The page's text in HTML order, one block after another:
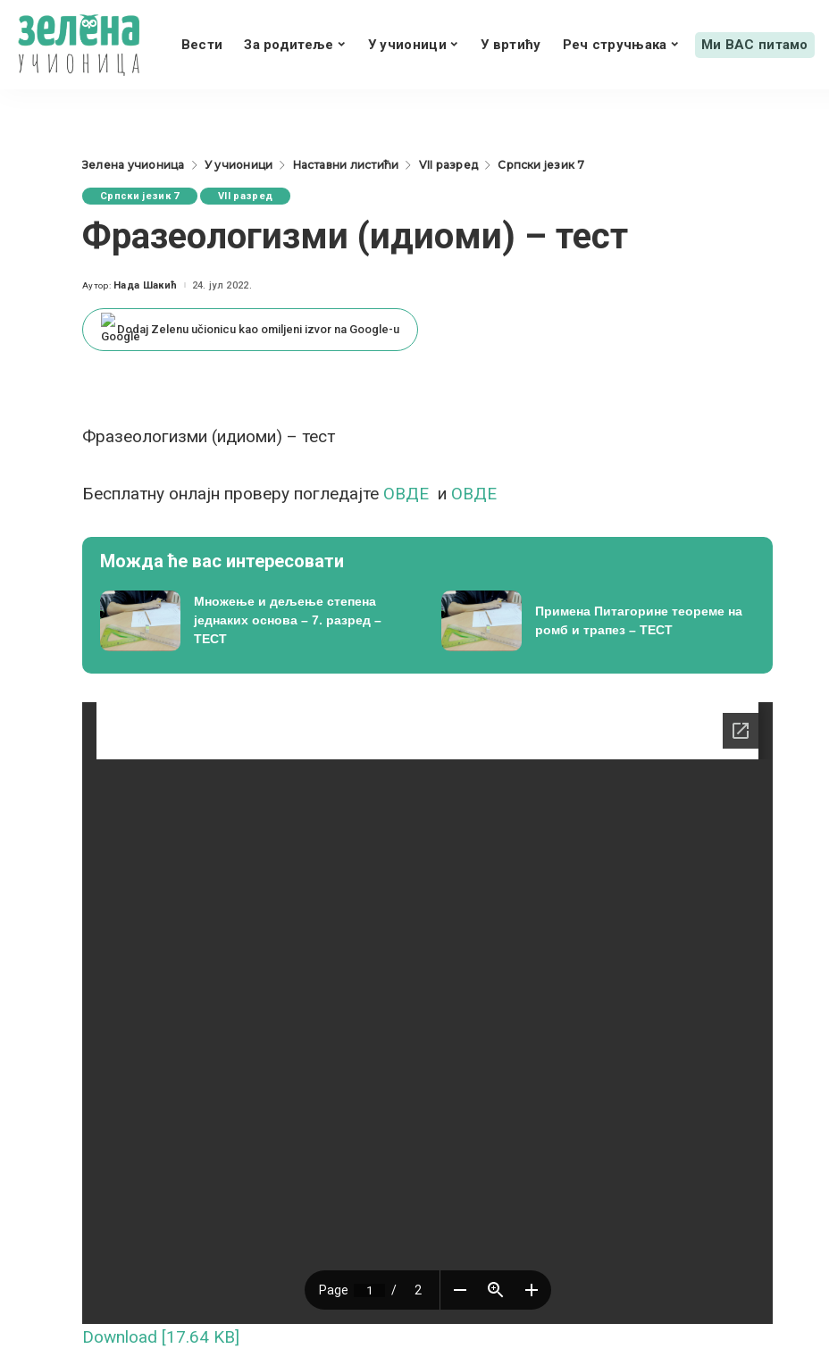
Вести За родитеље У учионици У вртићу Реч стручњака Ми ВАС питамо
Зелена учионица У учионици Наставни листићи VII разред Српски језик 7
Српски језик 7 VII разред
Фразеологизми (идиоми) – тест
Posted
Аутор: Нада Шакић 24. јул 2022.
Dodaj Zelenu učionicu kao omiljeni izvor na Google-u
Фразеологизми (идиоми) – тест
Бесплатну онлајн проверу погледајте ОВДЕ и ОВДЕ
Можда ће вас интересовати
Множење и дељење степена
једнаких основа – 7. разред –
ТЕСТ
Примена Питагорине теореме на
ромб и трапез – ТЕСТ
Download [17.64 KB]